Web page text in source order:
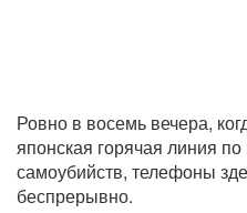
Ровно в восемь вечера,
японская горячая линия
самоубийств, телефоны
беспрерывно.